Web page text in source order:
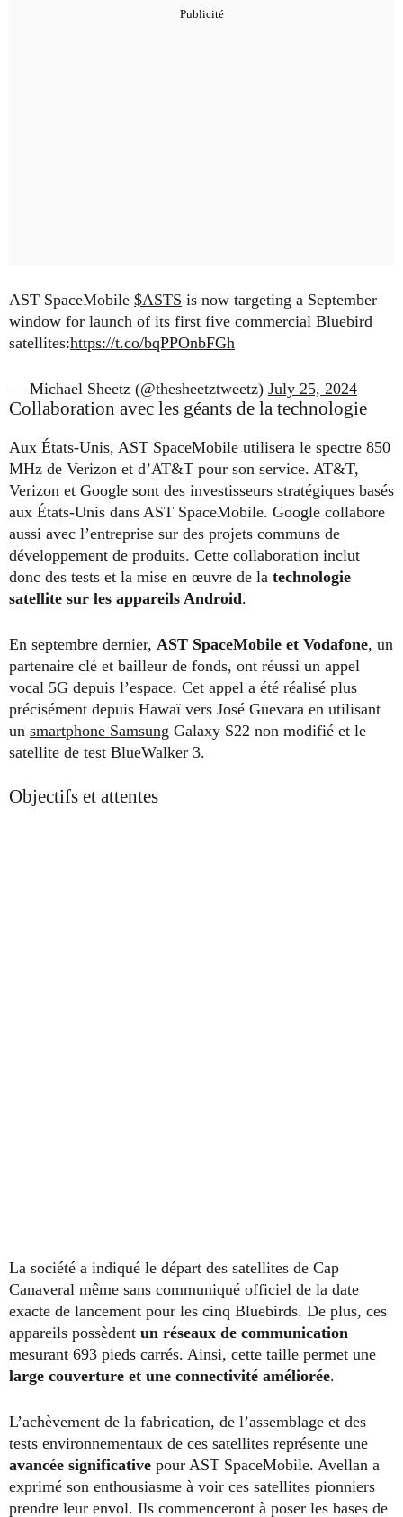
AST SpaceMobile $ASTS is now targeting a September
window for launch of its first five commercial Bluebird
satellites:https://t.co/bqPPOnbFGh
— Michael Sheetz (@thesheetztweetz) July 25, 2024
Collaboration avec les géants de la technologie
Aux États-Unis, AST SpaceMobile utilisera le spectre 850
MHz de Verizon et d’AT&T pour son service. AT&T,
Verizon et Google sont des investisseurs stratégiques basés
aux États-Unis dans AST SpaceMobile. Google collabore
aussi avec l’entreprise sur des projets communs de
développement de produits. Cette collaboration inclut
donc des tests et la mise en œuvre de la technologie
satellite sur les appareils Android.
En septembre dernier, AST SpaceMobile et Vodafone, un
partenaire clé et bailleur de fonds, ont réussi un appel
vocal 5G depuis l’espace. Cet appel a été réalisé plus
précisément depuis Hawaï vers José Guevara en utilisant
un smartphone Samsung Galaxy S22 non modifié et le
satellite de test BlueWalker 3.
Objectifs et attentes
La société a indiqué le départ des satellites de Cap
Canaveral même sans communiqué officiel de la date
exacte de lancement pour les cinq Bluebirds. De plus, ces
appareils possèdent un réseaux de communication
mesurant 693 pieds carrés. Ainsi, cette taille permet une
large couverture et une connectivité améliorée.
L’achèvement de la fabrication, de l’assemblage et des
tests environnementaux de ces satellites représente une
avancée significative pour AST SpaceMobile. Avellan a
exprimé son enthousiasme à voir ces satellites pionniers
prendre leur envol. Ils commenceront à poser les bases de